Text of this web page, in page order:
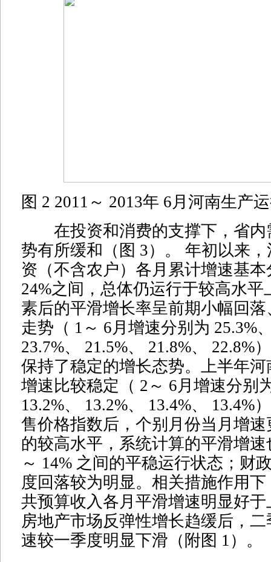
图 2 2011～ 2013年 6月河南生产
在投资和消费的支撑下，省内
势有所缓和（图 3）。 年初以来
资（不含农户）各月累计增速基本
24%之间，总体仍运行于较高水平
素后的平滑增长率呈前期小幅回
走势（ 1～ 6月增速分别为 25.3%
23.7%、 21.5%、 21.8%、 22.8%
保持了稳定的增长态势。上半年
增速比较稳定（ 2～ 6月增速分别
13.2%、 13.2%、 13.4%、 13.4%
售价格指数后，个别月份当月增速
的较高水平，系统计算的平滑增速
～ 14% 之间的平稳运行状态；财
度回落较为明显。相关措施作用
共预算收入各月平滑增速明显好
房地产市场反弹性增长趋缓后，
速较一季度明显下滑（附图 1）。